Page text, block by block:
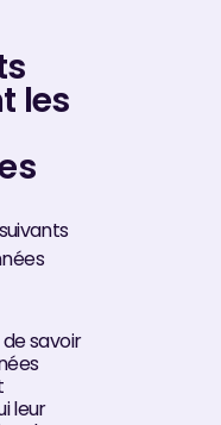
les
savoir
leur